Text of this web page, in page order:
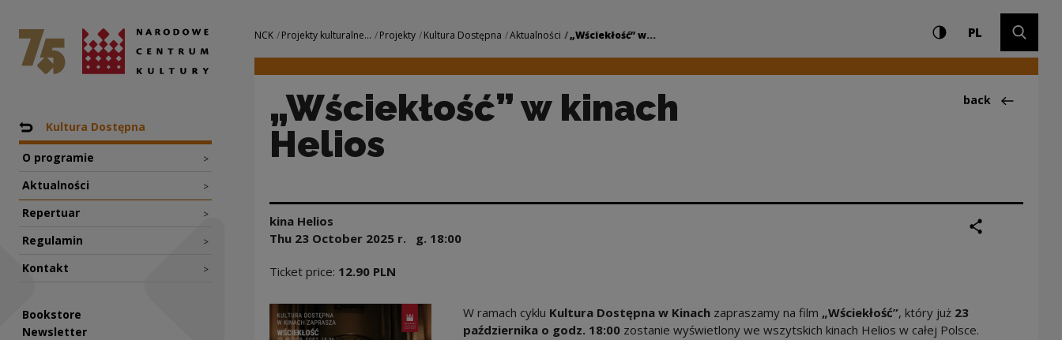
„Wściekłość” w kinach Helios | Narodowe Centrum
National Centre for Culture Poland
Nawigacja
Back to: Projekty
Kultura Dostępna
O programie >
Aktualności >
Repertuar >
Regulamin >
Kontakt >
Bookstore
Newsletter
Navigation
NCK Projekty kulturalne... Projekty Kultura Dostępna Aktualności „Wściekłość” w... Settings and search
High contrast
PLCHANGE
„Wściekłość” w kinach
Helios
Back
back
kina Helios
Thu 23 October 2025r. g. 18:00
Ticket price: 12.90 PLN
W ramach cyklu Kultura Dostępna w Kinachzapraszamy na film „Wściekłość”, który już 23
października o godz. 18:00zostanie wyświetlony we wszytskich kinach Helios w całej Polsce.